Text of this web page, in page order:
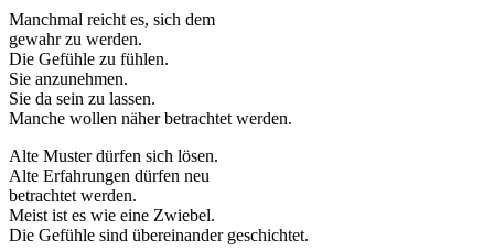
Manchmal reicht es, sich dem
gewahr zu werden.
Die Gefühle zu fühlen.
Sie anzunehmen.
Sie da sein zu lassen.
Manche wollen näher betrachtet werden.
Alte Muster dürfen sich lösen.
Alte Erfahrungen dürfen neu
betrachtet werden.
Meist ist es wie eine Zwiebel.
Die Gefühle sind übereinander geschichtet.